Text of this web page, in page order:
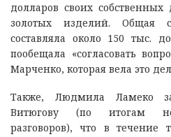
долларов своих
золотых изделий. Общая
составляла около 150 тыс.
пообещала «согласовать
Марченко, которая вела это
Также, Людмила Ламеко
Витюгову (по итогам
разговоров), что в течение